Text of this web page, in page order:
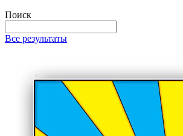
Поиск
Все результаты